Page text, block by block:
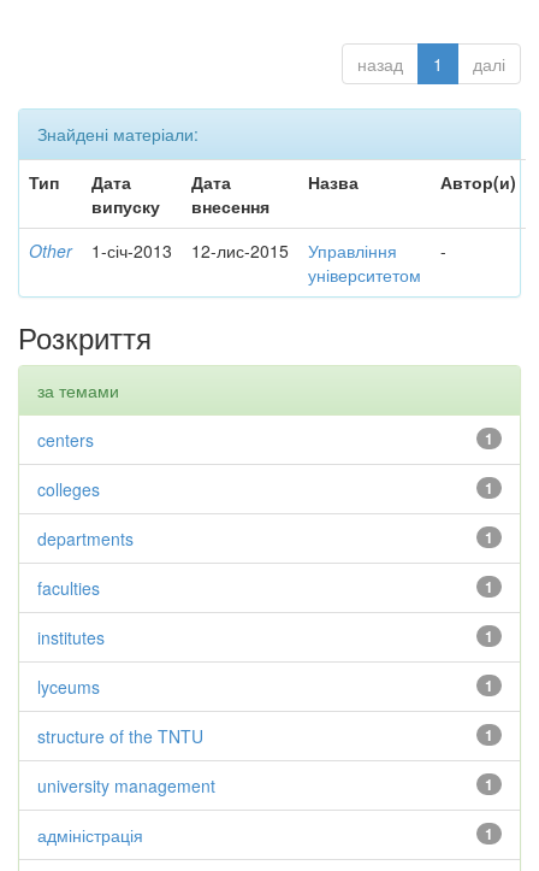
назад 1 далі
Знайдені матеріали:
Тип
Дата
випуску
Дата
внесення
Назва Автор(и)
Other 1-січ-2013 12-лис-2015
Управління
університетом
-
Розкриття
за темами
1
centers
1
colleges
1
departments
1
faculties
1
institutes
1
lyceums
1
structure of the TNTU
1
university management
1
адміністрація